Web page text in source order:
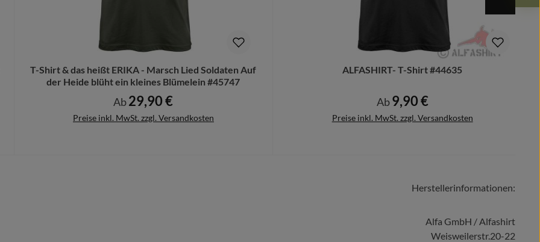
Deinen Produktvorschlag kostenlos.
mehr vorgenommen werden können.
T-Shirt & das heißt ERIKA - Marsch Lied Soldaten Auf
der Heide blüht ein kleines Blümelein #45747
Regulärer Preis:
Ab29,90 €
Preise inkl. MwSt. zzgl. Versandkosten
ALFASHIRT- T-Shirt #44635
Regulärer Preis:
Ab9,90 €
Preise inkl. MwSt. zzgl. Versandkosten
DetailsHerstellerinformationen:
Alfa GmbH / Alfashirt
Weisweilerstr.20-22